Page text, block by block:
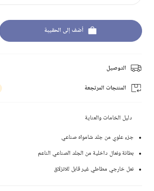
أضف إلى الحقيبة
التوصيل
المنتجات المرتجعة
دليل الخامات والعناية
جزء علوي من جلد شامواه صناعي
بطانة ونعال داخلية من الجلد الصناعي الناعم
نعل خارجي مطاطي غير قابل للانزلاق